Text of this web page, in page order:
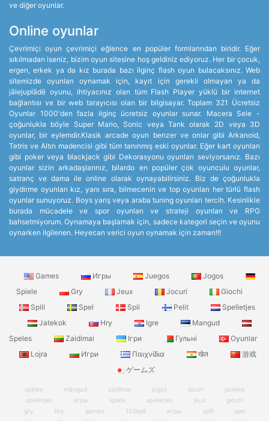
ve diğer oyunlar.
Online oyunlar
Çevrimiçi oyun çevrimiçi eğlence en popüler formlarından biridir. Eğer
sıkılmadan iseniz, bizim oyun sitesine hoş geldiniz ediyoruz. Her bir çocuk,
ergen, erkek ya da kız burada bazı ilginç flash oyun bulacaksınız. Web
sitemizde oyunları oynamak için, kayıt için gerekli olmayan ya da
jālejuplādē oyunu, ihtiyacınız olan tüm Flash Player yüklü bir internet
bağlantısı ve bir web tarayıcısı olan bir bilgisayar. Toplam 321 Ücretsiz
Oyunlar 1000'den fazla ilginç ücretsiz oyunlar sunar. Macera Sele -
çoğunlukla böyle Super Mario, Sonic veya Tank olarak 2D veya 3D
oyunlar, bir eylemdir.Klasik arcade oyun benzer ve onlar gibi Arkanoid,
Tetris ve Altın madencisi gibi tüm tanınmış eski oyunlar. Eğer kart oyunları
gibi poker veya blackjack gibi Dekorasyonu oyunları seviyorsanız. Bazı
oyunlar sizin arkadaşlarınız, bilardo en popüler çok oyunculu oyunlar,
satranç ve dama ile online olarak oynayabilirsiniz. Biz de çoğunlukla
giydirme oyunları kız, yanı sıra, bilmecenin ve top oyunları her türlü flash
oyunlar sunuyoruz. Boys yarış veya araba tuning oyunları tercih. Kesinlikle
burada mücadele ve spor oyunları ve strateji oyunları ve RPG
bahsetmiyorum. Oynamaya başlamak için, sadece kategori seçin ve oyunu
oynarken ilgilenen. Heyecan verici oyun oynamak için zaman!!!
Games Игры Juegos
Jogos
Spiele
Gry Jeux Jocuri
Giochi
Spill
Spel Spil Pelit
Spelletjes
Jatekok
Hry Igre
Mangud
Speles
Zaidimai Ігри Гульні
Oyunlar
Lojra
Игри Παιχνίδια खेल
游戏
ゲームズ
speles mängud zaidimai jogos jocuri
jatekok
spelletjes
игры spiele spelletjes jeux
giochi
gry
hry games 123spill игры spill
spel